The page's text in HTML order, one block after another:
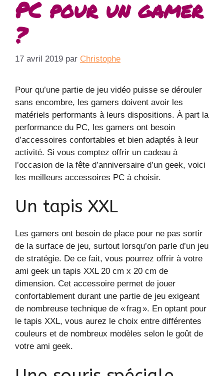
PC pour un gamer
?
17 avril 2019 par Christophe
Pour qu’une partie de jeu vidéo puisse se dérouler
sans encombre, les gamers doivent avoir les
matériels performants à leurs dispositions. À part la
performance du PC, les gamers ont besoin
d’accessoires confortables et bien adaptés à leur
activité. Si vous comptez offrir un cadeau à
l’occasion de la fête d’anniversaire d’un geek, voici
les meilleurs accessoires PC à choisir.
Un tapis XXL
Les gamers ont besoin de place pour ne pas sortir
de la surface de jeu, surtout lorsqu’on parle d’un jeu
de stratégie. De ce fait, vous pourrez offrir à votre
ami geek un tapis XXL 20 cm x 20 cm de
dimension. Cet accessoire permet de jouer
confortablement durant une partie de jeu exigeant
de nombreuse technique de « frag ». En optant pour
le tapis XXL, vous aurez le choix entre différentes
couleurs et de nombreux modèles selon le goût de
votre ami geek.